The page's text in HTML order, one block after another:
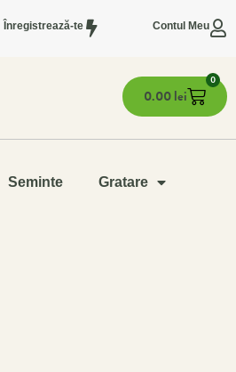
Înregistrează-te Contul Meu
0.00lei
0
Seminte Gratare